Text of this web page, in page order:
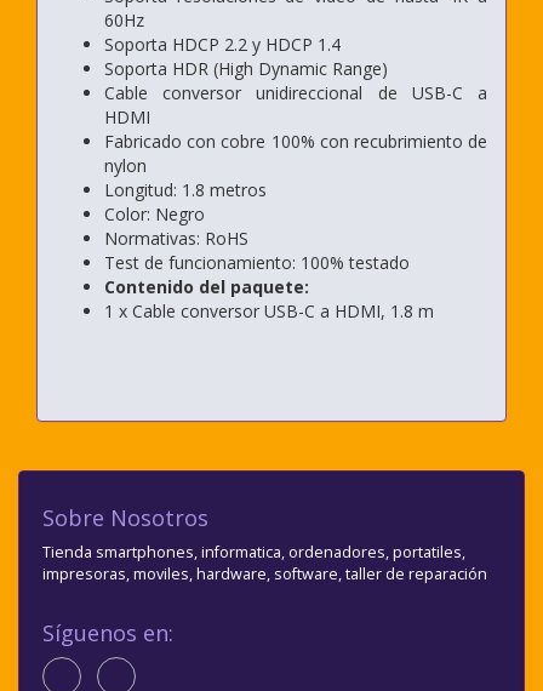
60Hz
Soporta HDCP 2.2 y HDCP 1.4
Soporta HDR (High Dynamic Range)
Cable conversor unidireccional de USB-C a
HDMI
Fabricado con cobre 100% con recubrimiento de
nylon
Longitud: 1.8 metros
Color: Negro
Normativas: RoHS
Test de funcionamiento: 100% testado
Contenido del paquete:
1 x Cable conversor USB-C a HDMI, 1.8 m
Sobre Nosotros
Tienda smartphones, informatica, ordenadores, portatiles,
impresoras, moviles, hardware, software, taller de reparación
Síguenos en: